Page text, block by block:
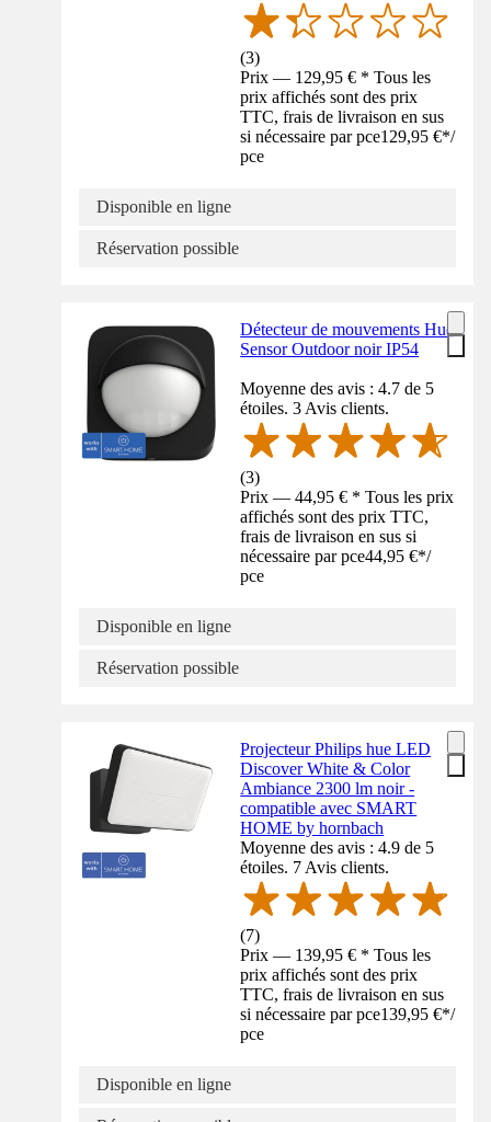
(3)
Prix — 129,95 € * Tous les
prix affichés sont des prix
TTC, frais de livraison en sus
si nécessaire par pce129,95 €*/
pce
Disponible en ligne
Réservation possible
Détecteur de mouvements Hue
Sensor Outdoor noir IP54
Moyenne des avis : 4.7 de 5
étoiles. 3 Avis clients.
(3)
Prix — 44,95 € * Tous les prix
affichés sont des prix TTC,
frais de livraison en sus si
nécessaire par pce44,95 €*/
pce
Disponible en ligne
Réservation possible
Projecteur Philips hue LED
Discover White & Color
Ambiance 2300 lm noir -
compatible avec SMART
HOME by hornbach
Moyenne des avis : 4.9 de 5
étoiles. 7 Avis clients.
(7)
Prix — 139,95 € * Tous les
prix affichés sont des prix
TTC, frais de livraison en sus
si nécessaire par pce139,95 €*/
pce
Disponible en ligne